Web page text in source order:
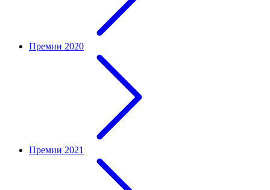
Премии 2020
Премии 2021